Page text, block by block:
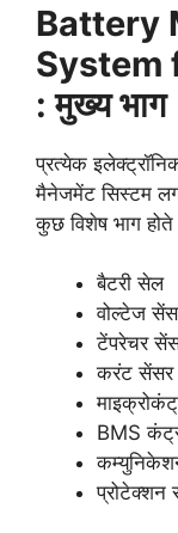
Battery
System
: मुख्य भाग
प्रत्येक
मैनेजमेंट सिस्टम
कुछ विशेष भाग
बैटरी सेल
वोल्टेज
टेंपरेचर
करंट सेंसर
BMS
प्रोटेक्शन